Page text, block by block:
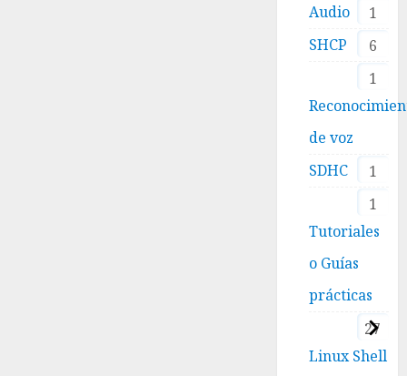
1
Audio
6
SHCP
1
de voz
1
SDHC
1
Tutoriales
o Guías
prácticas
27
Linux Shell